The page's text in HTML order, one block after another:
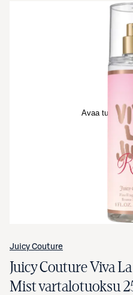
Avaa
Juicy Couture
Juicy Couture Viva
Mist vartalotuoksu